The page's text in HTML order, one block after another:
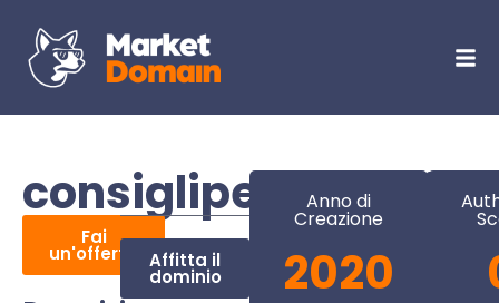
consigliperaquisti.it
Fai
un'offerta Affitta il
dominio
Anno di
Creazione
2020